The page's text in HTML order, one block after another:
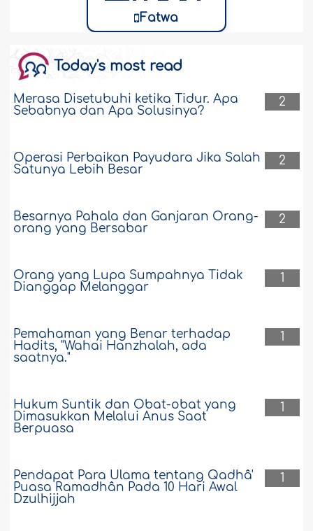
Fatwa
Today's most read
2
Merasa Disetubuhi ketika Tidur. Apa
Sebabnya dan Apa Solusinya?
2
Operasi Perbaikan Payudara Jika Salah
Satunya Lebih Besar
2
Besarnya Pahala dan Ganjaran Orang-
orang yang Bersabar
1
Orang yang Lupa Sumpahnya Tidak
Dianggap Melanggar
1
Pemahaman yang Benar terhadap
Hadits, "Wahai Hanzhalah, ada
saatnya."
1
Hukum Suntik dan Obat-obat yang
Dimasukkan Melalui Anus Saat
Berpuasa
1
Pendapat Para Ulama tentang Qadhâ'
Puasa Ramadhân Pada 10 Hari Awal
Dzulhijjah